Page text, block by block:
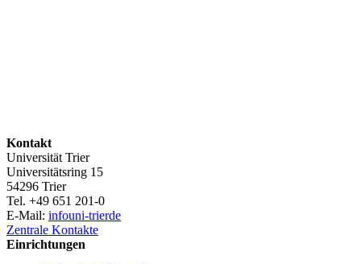
Kontakt
Universität Trier
Universitätsring 15
54296 Trier
Tel. +49 651 201-0
E-Mail: infouni-trierde
Zentrale Kontakte
Einrichtungen